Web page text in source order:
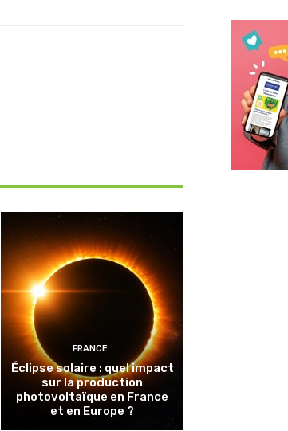
FRANCE
Éclipse solaire : quel impact
sur la production
photovoltaïque en France
et en Europe ?